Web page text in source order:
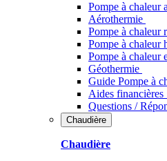
Pompe à chaleur
Aérothermie
Pompe à chaleur
Pompe à chaleur
Pompe à chaleur​
Géothermie
Guide Pompe à
Aides financières
Questions /
Chaudière
Chaudière